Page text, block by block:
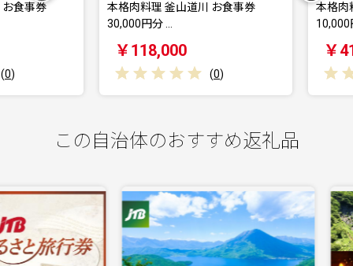
事券
本格肉料理 釜山道川 お食事券
30,000円分 …
￥118,000
(0)
本格肉料
10,000円
￥
この自治体のおすすめ返礼品